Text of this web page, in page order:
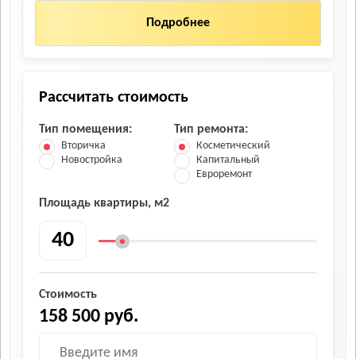
Подробнее
Рассчитать стоимость
Тип помещения:
Вторичка
Новостройка
Тип ремонта:
Косметический
Капитальный
Евроремонт
Площадь квартиры, м2
Стоимость
158 500 руб.